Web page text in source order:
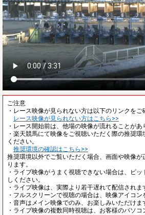
ご注意
・レース映像が見られない方は以下のリンクをご
レース映像が見られない方はこちら>>
・レース開始前は、他場の映像が流れることがあ
・楽天競馬にて映像をご視聴いただく際の推奨
ください。
推奨環境の確認はこちら>>
推奨環境以外でご覧いただく場合、画面や映像
ります。
・ライブ映像がうまく視聴できない場合は、ビ
しください。
・ライブ映像は、実際より若干遅れて配信されま
・フルスクリーンで視聴の場合は、映像アイコン
・音声はメイン映像でのみ、お楽しみいただけま
・ライブ映像の複数同時視聴は、お客様のパソ